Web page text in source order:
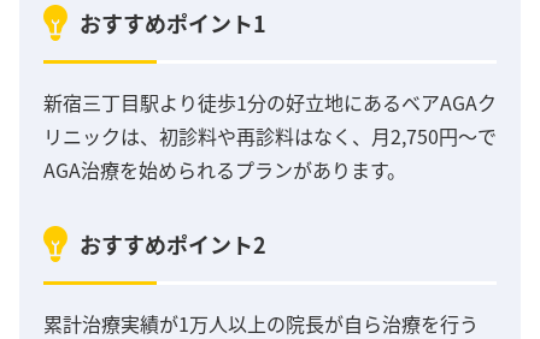
おすすめポイント1
新宿三丁目駅より徒歩1分の好立地にあるベアAGAク
リニックは、初診料や再診料はなく、月2,750円〜で
AGA治療を始められるプランがあります。
おすすめポイント2
累計治療実績が1万人以上の院長が自ら治療を行う